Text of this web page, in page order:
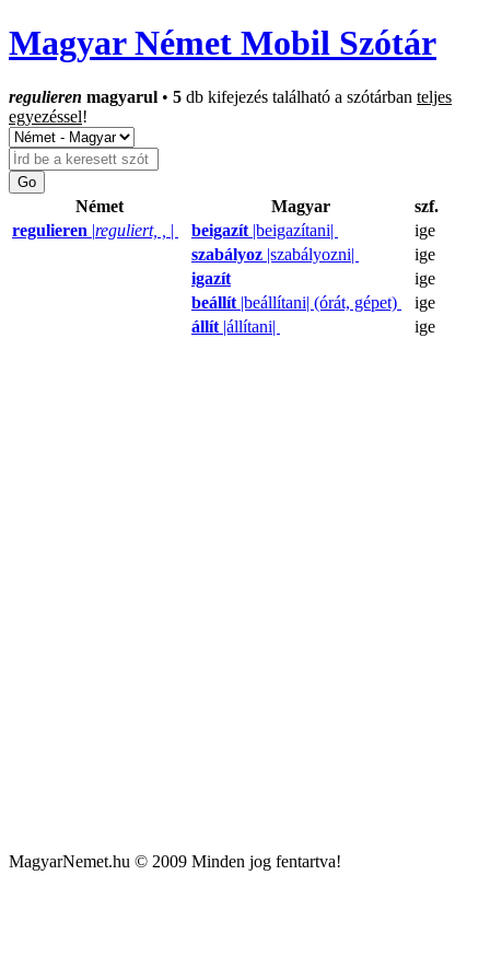
Magyar Német Mobil Szótár
regulieren magyarul • 5 db kifejezés található a szótárban teljes
egyezéssel!
Német Magyar
szf.
regulieren |reguliert, , | beigazít |beigazítani|
ige
szabályoz |szabályozni|
ige
igazít
ige
beállít |beállítani| (órát, gépet)
ige
állít |állítani| ige
MagyarNemet.hu © 2009 Minden jog fentartva!